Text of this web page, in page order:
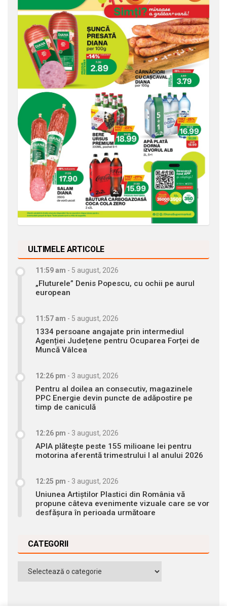
ULTIMELE ARTICOLE
11:59 am - 5 august, 2026
„Fluturele” Denis Popescu, cu ochii pe aurul
european
11:57 am - 5 august, 2026
1334 persoane angajate prin intermediul
Agenției Județene pentru Ocuparea Forței de
Muncă Vâlcea
12:26 pm - 3 august, 2026
Pentru al doilea an consecutiv, magazinele
PPC Energie devin puncte de adăpostire pe
timp de caniculă
12:26 pm - 3 august, 2026
APIA plătește peste 155 milioane lei pentru
motorina aferentă trimestrului I al anului 2026
12:25 pm - 3 august, 2026
Uniunea Artiștilor Plastici din România vă
propune câteva evenimente vizuale care se vor
desfășura în perioada următoare
CATEGORII
Categorii